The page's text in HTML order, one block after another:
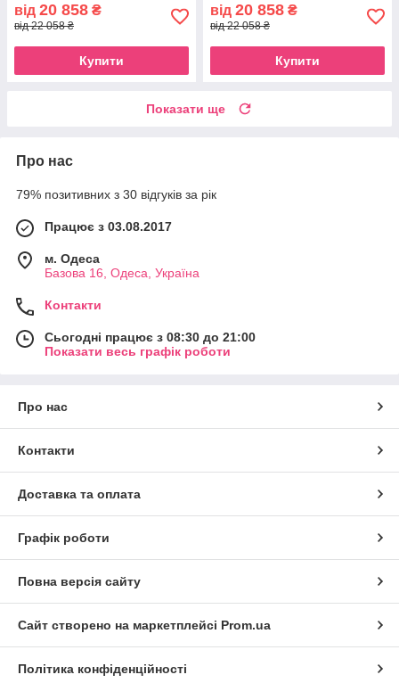
від 20 858 ₴
від 22 058 ₴
Купити
від 20 858 ₴
від 22 058 ₴
Купити
Показати ще
Про нас
79% позитивних з 30 відгуків за рік
Працює з 03.08.2017
м. Одеса
Базова 16, Одеса, Україна
Контакти
Сьогодні працює з 08:30 до 21:00
Показати весь графік роботи
Про нас
Контакти
Доставка та оплата
Графік роботи
Повна версія сайту
Сайт створено на маркетплейсі Prom.ua
Політика конфіденційності